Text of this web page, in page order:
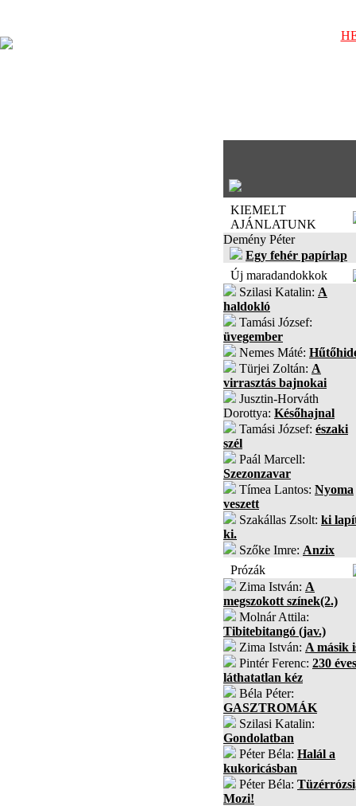
KIEMELT
AJÁNLATUNK
Demény Péter
Egy fehér papírlap
Új maradandokkok
Szilasi Katalin: A
haldokló
Tamási József:
üvegember
Nemes Máté:
Türjei Zoltán: A
virrasztás bajnokai
Jusztin-Horváth
Dorottya: Későhajnal
Tamási József: északi
szél
Paál Marcell:
Szezonzavar
Tímea Lantos: Nyoma
veszett
Szakállas Zsolt: ki
ki.
Szőke Imre: Anzix
Prózák
Zima István: A
megszokott színek(2.)
Molnár Attila:
Tibitebitangó (jav.)
Zima István: A másik
Pintér Ferenc: 230
láthatatlan kéz
Béla Péter:
GASZTROMÁK
Szilasi Katalin:
Gondolatban
Péter Béla: Halál a
kukoricásban
Péter Béla:
Mozi!